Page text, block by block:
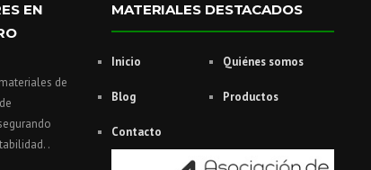
EN
de
.
MATERIALES DESTACADOS
Inicio Quiénes somos
Blog Productos
Contacto